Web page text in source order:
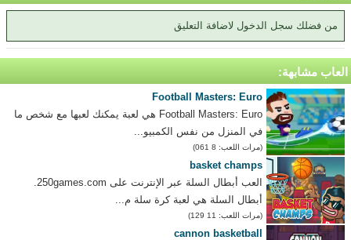
من فضلك سجل الدخول لاضافة التعليق
العاب مشابهة:
Football Masters: Euro
Football Masters: Euro هي لعبة يمكنك لعبها مع شخص ما
في المنزل من نفس الكمبيو...
(مرات اللعب: 8 061)
basket champs
العب أبطال السلة عبر الإنترنت على 250games.com.
أبطال السلة هي لعبة كرة سلة م...
(مرات اللعب: 11 129)
cannon basketball